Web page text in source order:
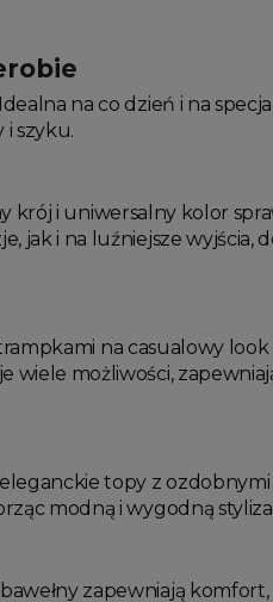
na co dzień i na
i szyku.
krój i uniwersalny kolor
jak i na luźniejsze wyjścia,
na casualowy
wiele możliwości,
topy z
modną i wygodną
zapewniają komfort,